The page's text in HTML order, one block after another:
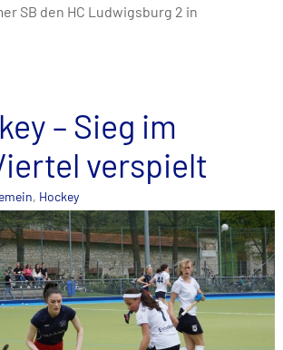
SB den HC Ludwigsburg 2 in
– Sieg im
verspielt
, Hockey